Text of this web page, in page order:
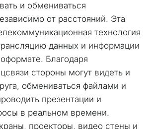
и обмениваться
от расстояний. Эта
технология
данных и информации
Благодаря
стороны могут видеть и
обмениваться файлами и
презентации и
в реальном времени.
проекторы, видео стены и